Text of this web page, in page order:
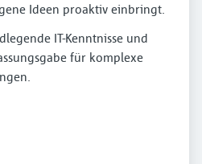
Ideen proaktiv einbringt.
IT-Kenntnisse und
für komplexe